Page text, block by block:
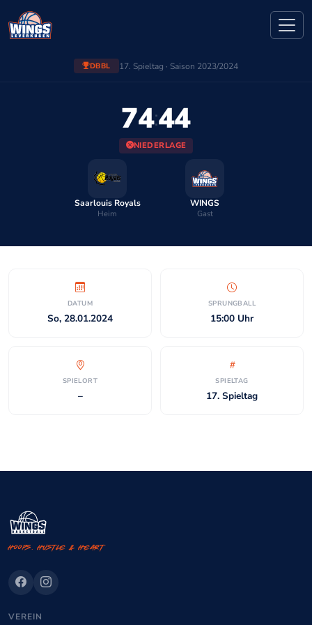
DBBL 17. Spieltag · Saison 2023/2024
Saarlouis Royals
Heim
74:44
NIEDERLAGE
WINGS
Gast
DATUM
So, 28.01.2024
SPRUNGBALL
15:00 Uhr
SPIELORT
–
SPIELTAG
17. Spieltag
Hoops. Hustle & Heart
VEREIN